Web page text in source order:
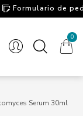
Formulario de
0
Serum 30ml